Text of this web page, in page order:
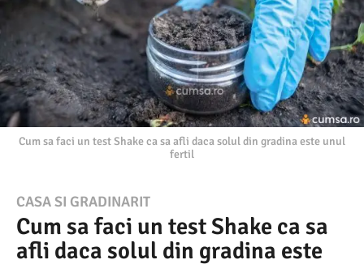
Cum sa faci un test Shake ca sa afli daca solul din gradina este unul
fertil
1
7
.
CASA SI GRADINARIT
Cum sa faci un test Shake ca sa
afli daca solul din gradina este